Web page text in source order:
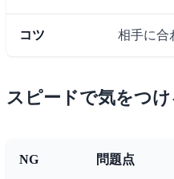
コツ 相手に合
スピードで気をつけ
NG 問題点